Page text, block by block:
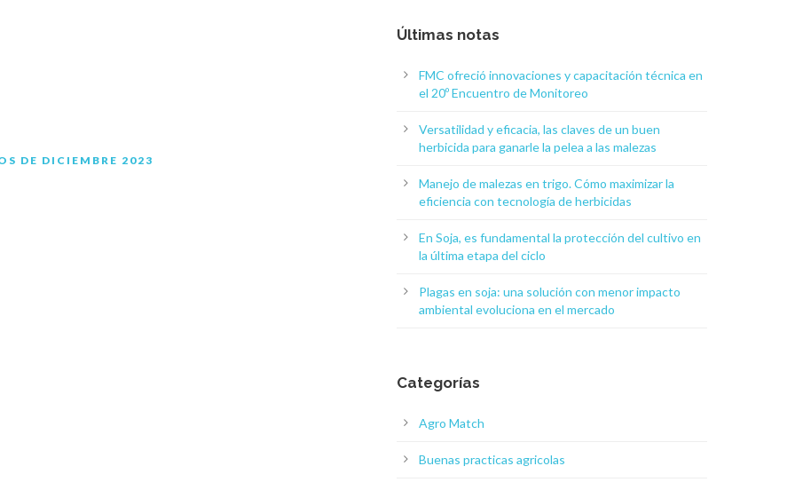
DE DICIEMBRE 2023
Últimas notas
FMC ofreció innovaciones y capacitación técnica en
el 20º Encuentro de Monitoreo
Versatilidad y eficacia, las claves de un buen
herbicida para ganarle la pelea a las malezas
Manejo de malezas en trigo. Cómo maximizar la
eficiencia con tecnología de herbicidas
En Soja, es fundamental la protección del cultivo en
la última etapa del ciclo
Plagas en soja: una solución con menor impacto
ambiental evoluciona en el mercado
Categorías
Agro Match
Buenas practicas agricolas